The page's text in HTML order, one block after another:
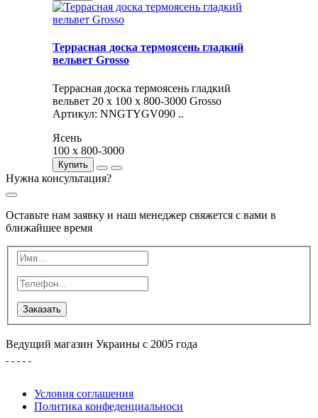
Террасная доска термоясень гладкий
вельвет Grosso
Террасная доска термоясень гладкий
вельвет 20 х 100 x 800-3000 Grosso
Артикул: NNGTYGV090 ..
Ясень
100 x 800-3000
Купить
Нужна консультация?
Оставьте нам заявку и наш менеджер свяжется с вами в
ближайшее время
Заказать
Ведущий магазин Украины с 2005 года
Условия соглашения
Политика конфеденциальноси